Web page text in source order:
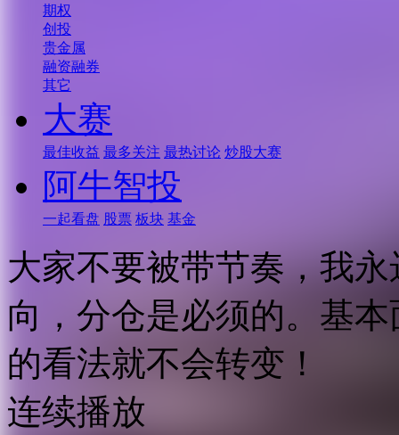
期权
创投
贵金属
融资融券
其它
大赛
最佳收益 最多关注 最热讨论 炒股大赛
阿牛智投
一起看盘 股票 板块 基金
大家不要被带节奏，我
向，分仓是必须的。基
的看法就不会转变！
连续播放